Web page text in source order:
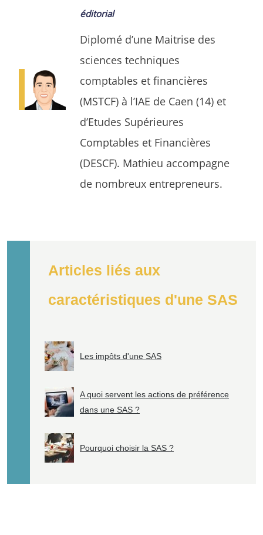
Articles liés aux
caractéristiques d'une SAS
Les impôts d'une SAS
A quoi servent les actions de préférence
dans une SAS ?
Pourquoi choisir la SAS ?
éditorial
Diplomé d’une Maitrise des
sciences techniques
comptables et financières
(MSTCF) à l’IAE de Caen (14) et
d’Etudes Supérieures
Comptables et Financières
(DESCF). Mathieu accompagne
de nombreux entrepreneurs.